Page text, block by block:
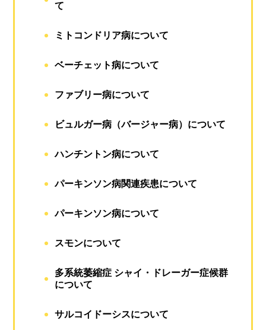
て
ミトコンドリア病について
ベーチェット病について
ファブリー病について
ビュルガー病（バージャー病）について
ハンチントン病について
パーキンソン病関連疾患について
パーキンソン病について
スモンについて
多系統萎縮症 シャイ・ドレーガー症候群
について
サルコイドーシスについて